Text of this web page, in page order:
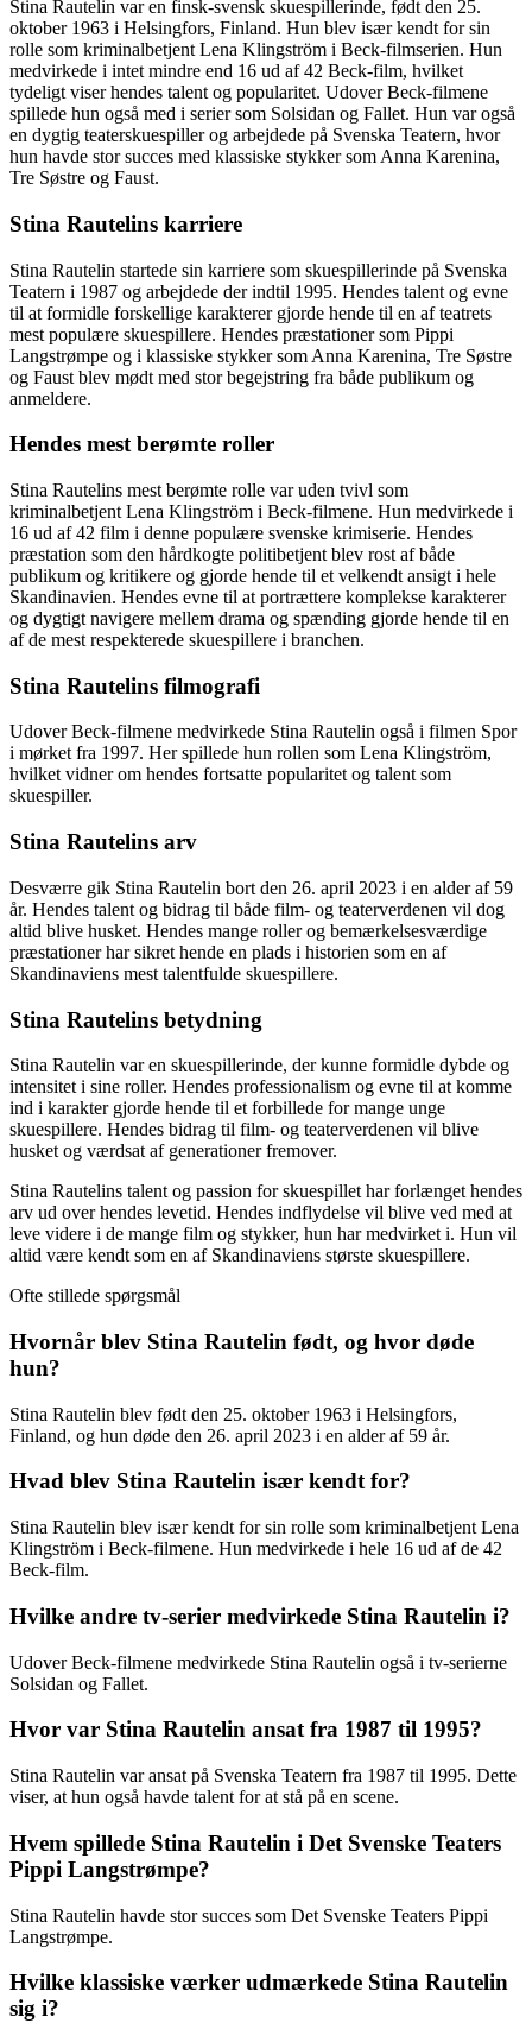
Stina Rautelin var en finsk-svensk skuespillerinde, født den 25.
oktober 1963 i Helsingfors, Finland. Hun blev især kendt for sin
rolle som kriminalbetjent Lena Klingström i Beck-filmserien. Hun
medvirkede i intet mindre end 16 ud af 42 Beck-film, hvilket
tydeligt viser hendes talent og popularitet. Udover Beck-filmene
spillede hun også med i serier som Solsidan og Fallet. Hun var også
en dygtig teaterskuespiller og arbejdede på Svenska Teatern, hvor
hun havde stor succes med klassiske stykker som Anna Karenina,
Tre Søstre og Faust.
Stina Rautelins karriere
Stina Rautelin startede sin karriere som skuespillerinde på Svenska
Teatern i 1987 og arbejdede der indtil 1995. Hendes talent og evne
til at formidle forskellige karakterer gjorde hende til en af teatrets
mest populære skuespillere. Hendes præstationer som Pippi
Langstrømpe og i klassiske stykker som Anna Karenina, Tre Søstre
og Faust blev mødt med stor begejstring fra både publikum og
anmeldere.
Hendes mest berømte roller
Stina Rautelins mest berømte rolle var uden tvivl som
kriminalbetjent Lena Klingström i Beck-filmene. Hun medvirkede i
16 ud af 42 film i denne populære svenske krimiserie. Hendes
præstation som den hårdkogte politibetjent blev rost af både
publikum og kritikere og gjorde hende til et velkendt ansigt i hele
Skandinavien. Hendes evne til at portrættere komplekse karakterer
og dygtigt navigere mellem drama og spænding gjorde hende til en
af de mest respekterede skuespillere i branchen.
Stina Rautelins filmografi
Udover Beck-filmene medvirkede Stina Rautelin også i filmen Spor
i mørket fra 1997. Her spillede hun rollen som Lena Klingström,
hvilket vidner om hendes fortsatte popularitet og talent som
skuespiller.
Stina Rautelins arv
Desværre gik Stina Rautelin bort den 26. april 2023 i en alder af 59
år. Hendes talent og bidrag til både film- og teaterverdenen vil dog
altid blive husket. Hendes mange roller og bemærkelsesværdige
præstationer har sikret hende en plads i historien som en af
Skandinaviens mest talentfulde skuespillere.
Stina Rautelins betydning
Stina Rautelin var en skuespillerinde, der kunne formidle dybde og
intensitet i sine roller. Hendes professionalism og evne til at komme
ind i karakter gjorde hende til et forbillede for mange unge
skuespillere. Hendes bidrag til film- og teaterverdenen vil blive
husket og værdsat af generationer fremover.
Stina Rautelins talent og passion for skuespillet har forlænget hendes
arv ud over hendes levetid. Hendes indflydelse vil blive ved med at
leve videre i de mange film og stykker, hun har medvirket i. Hun vil
altid være kendt som en af Skandinaviens største skuespillere.
Ofte stillede spørgsmål
Hvornår blev Stina Rautelin født, og hvor døde
hun?
Stina Rautelin blev født den 25. oktober 1963 i Helsingfors,
Finland, og hun døde den 26. april 2023 i en alder af 59 år.
Hvad blev Stina Rautelin især kendt for?
Stina Rautelin blev især kendt for sin rolle som kriminalbetjent Lena
Klingström i Beck-filmene. Hun medvirkede i hele 16 ud af de 42
Beck-film.
Hvilke andre tv-serier medvirkede Stina Rautelin i?
Udover Beck-filmene medvirkede Stina Rautelin også i tv-serierne
Solsidan og Fallet.
Hvor var Stina Rautelin ansat fra 1987 til 1995?
Stina Rautelin var ansat på Svenska Teatern fra 1987 til 1995. Dette
viser, at hun også havde talent for at stå på en scene.
Hvem spillede Stina Rautelin i Det Svenske Teaters
Pippi Langstrømpe?
Stina Rautelin havde stor succes som Det Svenske Teaters Pippi
Langstrømpe.
Hvilke klassiske værker udmærkede Stina Rautelin
sig i?